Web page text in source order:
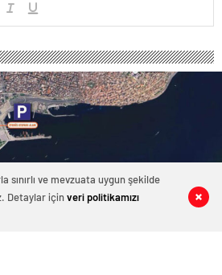
sınırlı ve mevzuata uygun şekilde
Detaylar içinveri politikamızı